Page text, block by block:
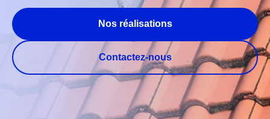
Nos réalisations
Contactez-nous